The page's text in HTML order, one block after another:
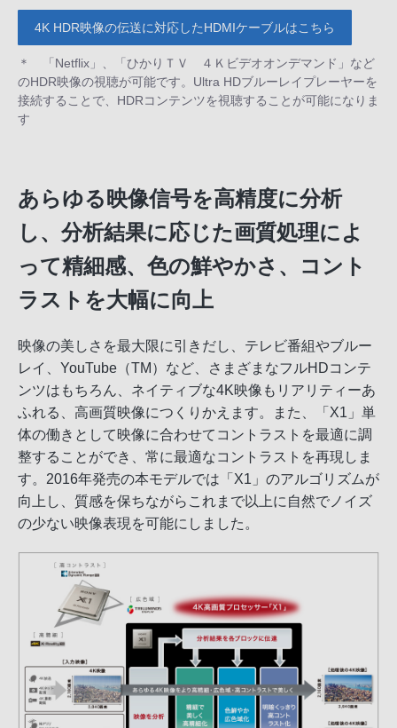
4K HDR映像の伝送に対応したHDMIケーブルはこちら
＊ 「Netflix」、「ひかりＴＶ ４Ｋビデオオンデマンド」など
のHDR映像の視聴が可能です。Ultra HDブルーレイプレーヤーを
接続することで、HDRコンテンツを視聴することが可能になりま
す
あらゆる映像信号を高精度に分析
し、分析結果に応じた画質処理によ
って精細感、色の鮮やかさ、コント
ラストを大幅に向上
映像の美しさを最大限に引きだし、テレビ番組やブルー
レイ、YouTube（TM）など、さまざまなフルHDコンテ
ンツはもちろん、ネイティブな4K映像もリアリティーあ
ふれる、高画質映像につくりかえます。また、「X1」単
体の働きとして映像に合わせてコントラストを最適に調
整することができ、常に最適なコントラストを再現しま
す。2016年発売の本モデルでは「X1」のアルゴリズムが
向上し、質感を保ちながらこれまで以上に自然でノイズ
の少ない映像表現を可能にしました。